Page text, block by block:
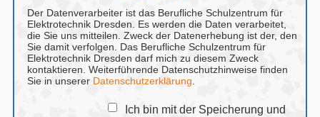
Der Datenverarbeiter ist das Berufliche Schulzentrum für
Elektrotechnik Dresden. Es werden die Daten verarbeitet,
die Sie uns mitteilen. Zweck der Datenerhebung ist der, den
Sie damit verfolgen. Das Berufliche Schulzentrum für
Elektrotechnik Dresden darf mich zu diesem Zweck
kontaktieren. Weiterführende Datenschutzhinweise finden
Sie in unserer Datenschutzerklärung.
Ich bin mit der Speicherung und